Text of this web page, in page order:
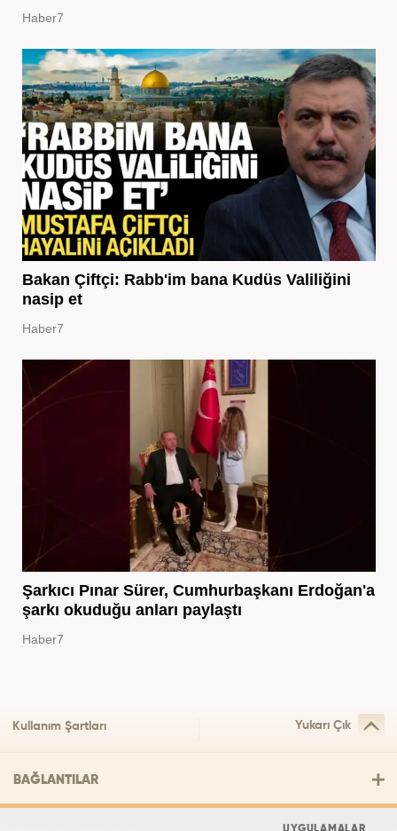
Haber7
Bakan Çiftçi: Rabb'im bana Kudüs Valiliğini
nasip et
Haber7
Şarkıcı Pınar Sürer, Cumhurbaşkanı Erdoğan'a
şarkı okuduğu anları paylaştı
Haber7
Kullanım Şartları Yukarı Çık
BAĞLANTILAR